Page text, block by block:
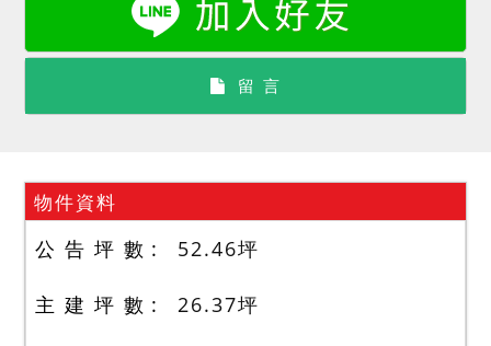
留 言
物件資料
公 告 坪 數 52.46坪
主 建 坪 數 26.37坪